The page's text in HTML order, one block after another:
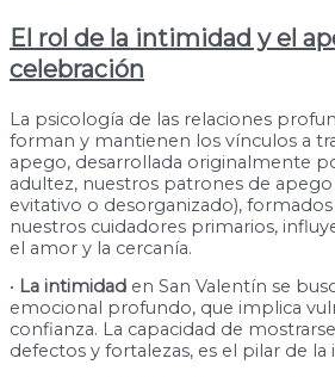
El rol de la intimidad y el
celebración
La psicología de las relaciones
forman y mantienen los vínculos a
apego, desarrollada originalmente
adultez, nuestros patrones de apego
evitativo o desorganizado),
nuestros cuidadores primarios,
el amor y la cercanía.
• La intimidad en San Valentín se
emocional profundo, que implica
confianza. La capacidad de
defectos y fortalezas, es el pilar de